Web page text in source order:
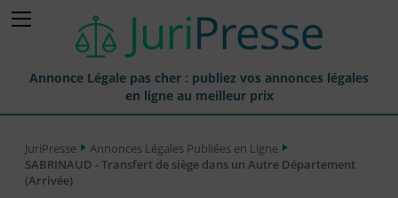
Annonce Légale pas cher : publiez vos annonces légales
en ligne au meilleur prix
Annonces Légales Publiées
JuriPresse
Annonces Légales Publiées en Ligne
SABRINAUD - Transfert de siège dans un Autre Département
(Arrivée)